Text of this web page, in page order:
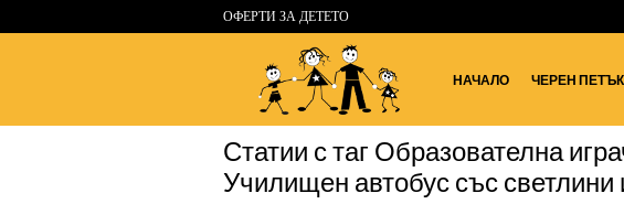
ОФЕРТИ ЗА ДЕТЕТО
НАЧАЛО ЧЕРЕН ПЕТЪК
Статии с таг Образователна
Училищен автобус със светлини